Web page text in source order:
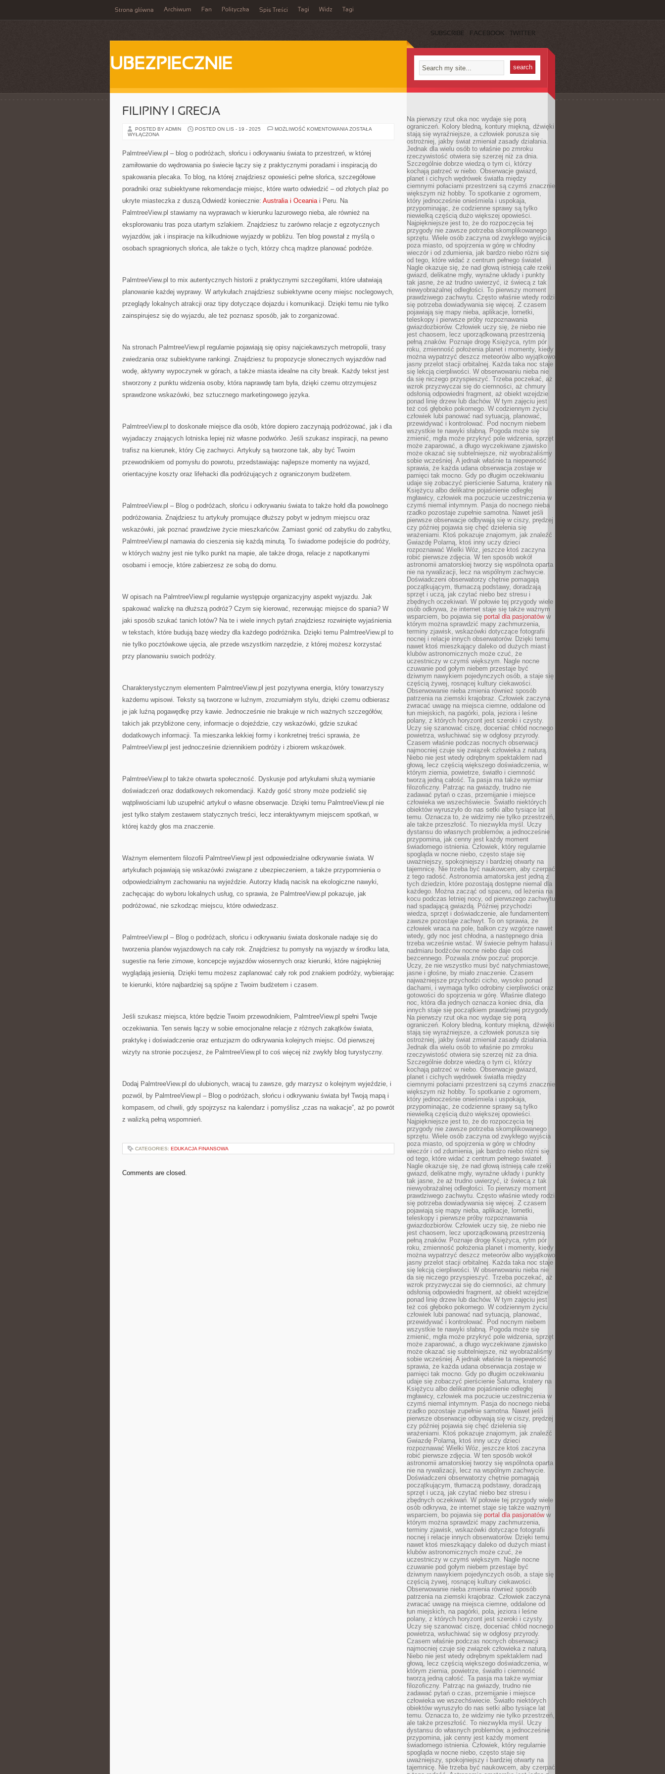
Strona główna Archiwum Fan Polityczka Spis Treści Tagi Widz Tagi
SUBSCRIBE FACEBOOK TWITTER
UBEZPIECZNIE
FILIPINY I GRECJA
POSTED BY ADMIN POSTED ON LIS - 19 - 2025 MOŻLIWOŚĆ KOMENTOWANIA FILIPINY
ZOSTAŁA
WYŁĄCZONA
PalmtreeView.pl – blog o podróżach, słońcu i odkrywaniu świata to przestrzeń, w której
zamiłowanie do wędrowania po świecie łączy się z praktycznymi poradami i inspiracją do
spakowania plecaka. To blog, na której znajdziesz opowieści pełne słońca, szczegółowe
poradniki oraz subiektywne rekomendacje miejsc, które warto odwiedzić – od złotych plaż po
ukryte miasteczka z duszą.Odwiedź koniecznie: Australia i Oceaniai Peru. Na
PalmtreeView.pl stawiamy na wyprawach w kierunku lazurowego nieba, ale również na
eksplorowaniu tras poza utartym szlakiem. Znajdziesz tu zarówno relacje z egzotycznych
wyjazdów, jak i inspiracje na kilkudniowe wyjazdy w pobliżu. Ten blog powstał z myślą o
osobach spragnionych słońca, ale także o tych, którzy chcą mądrze planować podróże.
PalmtreeView.pl to mix autentycznych historii z praktycznymi szczegółami, które ułatwiają
planowanie każdej wyprawy. W artykułach znajdziesz subiektywne oceny miejsc noclegowych,
przeglądy lokalnych atrakcji oraz tipy dotyczące dojazdu i komunikacji. Dzięki temu nie tylko
zainspirujesz się do wyjazdu, ale też poznasz sposób, jak to zorganizować.
Na stronach PalmtreeView.pl regularnie pojawiają się opisy najciekawszych metropolii, trasy
zwiedzania oraz subiektywne rankingi. Znajdziesz tu propozycje słonecznych wyjazdów nad
wodę, aktywny wypoczynek w górach, a także miasta idealne na city break. Każdy tekst jest
stworzony z punktu widzenia osoby, która naprawdę tam była, dzięki czemu otrzymujesz
sprawdzone wskazówki, bez sztucznego marketingowego języka.
PalmtreeView.pl to doskonałe miejsce dla osób, które dopiero zaczynają podróżować, jak i dla
wyjadaczy znających lotniska lepiej niż własne podwórko. Jeśli szukasz inspiracji, na pewno
trafisz na kierunek, który Cię zachwyci. Artykuły są tworzone tak, aby być Twoim
przewodnikiem od pomysłu do powrotu, przedstawiając najlepsze momenty na wyjazd,
orientacyjne koszty oraz lifehacki dla podróżujących z ograniczonym budżetem.
PalmtreeView.pl – Blog o podróżach, słońcu i odkrywaniu świata to także hołd dla powolnego
podróżowania. Znajdziesz tu artykuły promujące dłuższy pobyt w jednym miejscu oraz
wskazówki, jak poznać prawdziwe życie mieszkańców. Zamiast gonić od zabytku do zabytku,
PalmtreeView.pl namawia do cieszenia się każdą minutą. To świadome podejście do podróży,
w których ważny jest nie tylko punkt na mapie, ale także droga, relacje z napotkanymi
osobami i emocje, które zabierzesz ze sobą do domu.
W opisach na PalmtreeView.pl regularnie występuje organizacyjny aspekt wyjazdu. Jak
spakować walizkę na dłuższą podróż? Czym się kierować, rezerwując miejsce do spania? W
jaki sposób szukać tanich lotów? Na te i wiele innych pytań znajdziesz rozwinięte wyjaśnienia
w tekstach, które budują bazę wiedzy dla każdego podróżnika. Dzięki temu PalmtreeView.pl to
nie tylko pocztówkowe ujęcia, ale przede wszystkim narzędzie, z której możesz korzystać
przy planowaniu swoich podróży.
Charakterystycznym elementem PalmtreeView.pl jest pozytywna energia, który towarzyszy
każdemu wpisowi. Teksty są tworzone w luźnym, zrozumiałym stylu, dzięki czemu odbierasz
je jak luźną pogawędkę przy kawie. Jednocześnie nie brakuje w nich ważnych szczegółów,
takich jak przybliżone ceny, informacje o dojeździe, czy wskazówki, gdzie szukać
dodatkowych informacji. Ta mieszanka lekkiej formy i konkretnej treści sprawia, że
PalmtreeView.pl jest jednocześnie dziennikiem podróży i zbiorem wskazówek.
PalmtreeView.pl to także otwarta społeczność. Dyskusje pod artykułami służą wymianie
doświadczeń oraz dodatkowych rekomendacji. Każdy gość strony może podzielić się
wątpliwościami lub uzupełnić artykuł o własne obserwacje. Dzięki temu PalmtreeView.pl nie
jest tylko stałym zestawem statycznych treści, lecz interaktywnym miejscem spotkań, w
której każdy głos ma znaczenie.
Ważnym elementem filozofii PalmtreeView.pl jest odpowiedzialne odkrywanie świata. W
artykułach pojawiają się wskazówki związane z ubezpieczeniem, a także przypomnienia o
odpowiedzialnym zachowaniu na wyjeździe. Autorzy kładą nacisk na ekologiczne nawyki,
zachęcając do wyboru lokalnych usług, co sprawia, że PalmtreeView.pl pokazuje, jak
podróżować, nie szkodząc miejscu, które odwiedzasz.
PalmtreeView.pl – Blog o podróżach, słońcu i odkrywaniu świata doskonale nadaje się do
tworzenia planów wyjazdowych na cały rok. Znajdziesz tu pomysły na wyjazdy w środku lata,
sugestie na ferie zimowe, koncepcje wyjazdów wiosennych oraz kierunki, które najpiękniej
wyglądają jesienią. Dzięki temu możesz zaplanować cały rok pod znakiem podróży, wybierając
te kierunki, które najbardziej są spójne z Twoim budżetem i czasem.
Jeśli szukasz miejsca, które będzie Twoim przewodnikiem, PalmtreeView.pl spełni Twoje
oczekiwania. Ten serwis łączy w sobie emocjonalne relacje z różnych zakątków świata,
praktykę i doświadczenie oraz entuzjazm do odkrywania kolejnych miejsc. Od pierwszej
wizyty na stronie poczujesz, że PalmtreeView.pl to coś więcej niż zwykły blog turystyczny.
Dodaj PalmtreeView.pl do ulubionych, wracaj tu zawsze, gdy marzysz o kolejnym wyjeździe, i
pozwól, by PalmtreeView.pl – Blog o podróżach, słońcu i odkrywaniu świata był Twoją mapą i
kompasem, od chwili, gdy spojrzysz na kalendarz i pomyślisz „czas na wakacje”, aż po powrót
z walizką pełną wspomnień.
CATEGORIES: EDUKACJA FINANSOWA
Comments are closed.
Na pierwszy rzut oka noc wydaje się porą
ograniczeń. Kolory bledną, kontury miękną, dźwięki
stają się wyraźniejsze, a człowiek porusza się
ostrożniej, jakby świat zmieniał zasady działania.
Jednak dla wielu osób to właśnie po zmroku
rzeczywistość otwiera się szerzej niż za dnia.
Szczególnie dobrze wiedzą o tym ci, którzy
kochają patrzeć w niebo. Obserwacje gwiazd,
planet i cichych wędrówek światła między
ciemnymi połaciami przestrzeni są czymś znacznie
większym niż hobby. To spotkanie z ogromem,
który jednocześnie onieśmiela i uspokaja,
przypominając, że codzienne sprawy są tylko
niewielką częścią dużo większej opowieści.
Najpiękniejsze jest to, że do rozpoczęcia tej
przygody nie zawsze potrzeba skomplikowanego
sprzętu. Wiele osób zaczyna od zwykłego wyjścia
poza miasto, od spojrzenia w górę w chłodny
wieczór i od zdumienia, jak bardzo niebo różni się
od tego, które widać z centrum pełnego świateł.
Nagle okazuje się, że nad głową istnieją całe rzeki
gwiazd, delikatne mgły, wyraźne układy i punkty
tak jasne, że aż trudno uwierzyć, iż świecą z tak
niewyobrażalnej odległości. To pierwszy moment
prawdziwego zachwytu. Często właśnie wtedy rodzi
się potrzeba dowiadywania się więcej. Z czasem
pojawiają się mapy nieba, aplikacje, lornetki,
teleskopy i pierwsze próby rozpoznawania
gwiazdozbiorów. Człowiek uczy się, że niebo nie
jest chaosem, lecz uporządkowaną przestrzenią
pełną znaków. Poznaje drogę Księżyca, rytm pór
roku, zmienność położenia planet i momenty, kiedy
można wypatrzyć deszcz meteorów albo wyjątkowo
jasny przelot stacji orbitalnej. Każda taka noc staje
się lekcją cierpliwości. W obserwowaniu nieba nie
da się niczego przyspieszyć. Trzeba poczekać, aż
wzrok przyzwyczai się do ciemności, aż chmury
odsłonią odpowiedni fragment, aż obiekt wzejdzie
ponad linię drzew lub dachów. W tym zajęciu jest
też coś głęboko pokornego. W codziennym życiu
człowiek lubi panować nad sytuacją, planować,
przewidywać i kontrolować. Pod nocnym niebem
wszystkie te nawyki słabną. Pogoda może się
zmienić, mgła może przykryć pole widzenia, sprzęt
może zaparować, a długo wyczekiwane zjawisko
może okazać się subtelniejsze, niż wyobrażaliśmy
sobie wcześniej. A jednak właśnie ta niepewność
sprawia, że każda udana obserwacja zostaje w
pamięci tak mocno. Gdy po długim oczekiwaniu
udaje się zobaczyć pierścienie Saturna, kratery na
Księżycu albo delikatne pojaśnienie odległej
mgławicy, człowiek ma poczucie uczestniczenia w
czymś niemal intymnym. Pasja do nocnego nieba
rzadko pozostaje zupełnie samotna. Nawet jeśli
pierwsze obserwacje odbywają się w ciszy, prędzej
czy później pojawia się chęć dzielenia się
wrażeniami. Ktoś pokazuje znajomym, jak znaleźć
Gwiazdę Polarną, ktoś inny uczy dzieci
rozpoznawać Wielki Wóz, jeszcze ktoś zaczyna
robić pierwsze zdjęcia. W ten sposób wokół
astronomii amatorskiej tworzy się wspólnota oparta
nie na rywalizacji, lecz na wspólnym zachwycie.
Doświadczeni obserwatorzy chętnie pomagają
początkującym, tłumaczą podstawy, doradzają
sprzęt i uczą, jak czytać niebo bez stresu i
zbędnych oczekiwań. W połowie tej przygody wiele
osób odkrywa, że internet staje się także ważnym
wsparciem, bo pojawia się portal dla pasjonatóww
którym można sprawdzić mapy zachmurzenia,
terminy zjawisk, wskazówki dotyczące fotografii
nocnej i relacje innych obserwatorów. Dzięki temu
nawet ktoś mieszkający daleko od dużych miast i
klubów astronomicznych może czuć, że
uczestniczy w czymś większym. Nagle nocne
czuwanie pod gołym niebem przestaje być
dziwnym nawykiem pojedynczych osób, a staje się
częścią żywej, rosnącej kultury ciekawości.
Obserwowanie nieba zmienia również sposób
patrzenia na ziemski krajobraz. Człowiek zaczyna
zwracać uwagę na miejsca ciemne, oddalone od
łun miejskich, na pagórki, pola, jeziora i leśne
polany, z których horyzont jest szeroki i czysty.
Uczy się szanować ciszę, doceniać chłód nocnego
powietrza, wsłuchiwać się w odgłosy przyrody.
Czasem właśnie podczas nocnych obserwacji
najmocniej czuje się związek człowieka z naturą.
Niebo nie jest wtedy odrębnym spektaklem nad
głową, lecz częścią większego doświadczenia, w
którym ziemia, powietrze, światło i ciemność
tworzą jedną całość. Ta pasja ma także wymiar
filozoficzny. Patrząc na gwiazdy, trudno nie
zadawać pytań o czas, przemijanie i miejsce
człowieka we wszechświecie. Światło niektórych
obiektów wyruszyło do nas setki albo tysiące lat
temu. Oznacza to, że widzimy nie tylko przestrzeń,
ale także przeszłość. To niezwykła myśl. Uczy
dystansu do własnych problemów, a jednocześnie
przypomina, jak cenny jest każdy moment
świadomego istnienia. Człowiek, który regularnie
spogląda w nocne niebo, często staje się
uważniejszy, spokojniejszy i bardziej otwarty na
tajemnicę. Nie trzeba być naukowcem, aby czerpać
z tego radość. Astronomia amatorska jest jedną z
tych dziedzin, które pozostają dostępne niemal dla
każdego. Można zacząć od spaceru, od leżenia na
kocu podczas letniej nocy, od pierwszego zachwytu
nad spadającą gwiazdą. Później przychodzi
wiedza, sprzęt i doświadczenie, ale fundamentem
zawsze pozostaje zachwyt. To on sprawia, że
człowiek wraca na pole, balkon czy wzgórze nawet
wtedy, gdy noc jest chłodna, a następnego dnia
trzeba wcześnie wstać. W świecie pełnym hałasu i
nadmiaru bodźców nocne niebo daje coś
bezcennego. Pozwala znów poczuć proporcje.
Uczy, że nie wszystko musi być natychmiastowe,
jasne i głośne, by miało znaczenie. Czasem
najważniejsze przychodzi cicho, wysoko ponad
dachami, i wymaga tylko odrobiny cierpliwości oraz
gotowości do spojrzenia w górę. Właśnie dlatego
noc, która dla jednych oznacza koniec dnia, dla
innych staje się początkiem prawdziwej przygody.
Na pierwszy rzut oka noc wydaje się porą
ograniczeń. Kolory bledną, kontury miękną, dźwięki
stają się wyraźniejsze, a człowiek porusza się
ostrożniej, jakby świat zmieniał zasady działania.
Jednak dla wielu osób to właśnie po zmroku
rzeczywistość otwiera się szerzej niż za dnia.
Szczególnie dobrze wiedzą o tym ci, którzy
kochają patrzeć w niebo. Obserwacje gwiazd,
planet i cichych wędrówek światła między
ciemnymi połaciami przestrzeni są czymś znacznie
większym niż hobby. To spotkanie z ogromem,
który jednocześnie onieśmiela i uspokaja,
przypominając, że codzienne sprawy są tylko
niewielką częścią dużo większej opowieści.
Najpiękniejsze jest to, że do rozpoczęcia tej
przygody nie zawsze potrzeba skomplikowanego
sprzętu. Wiele osób zaczyna od zwykłego wyjścia
poza miasto, od spojrzenia w górę w chłodny
wieczór i od zdumienia, jak bardzo niebo różni się
od tego, które widać z centrum pełnego świateł.
Nagle okazuje się, że nad głową istnieją całe rzeki
gwiazd, delikatne mgły, wyraźne układy i punkty
tak jasne, że aż trudno uwierzyć, iż świecą z tak
niewyobrażalnej odległości. To pierwszy moment
prawdziwego zachwytu. Często właśnie wtedy rodzi
się potrzeba dowiadywania się więcej. Z czasem
pojawiają się mapy nieba, aplikacje, lornetki,
teleskopy i pierwsze próby rozpoznawania
gwiazdozbiorów. Człowiek uczy się, że niebo nie
jest chaosem, lecz uporządkowaną przestrzenią
pełną znaków. Poznaje drogę Księżyca, rytm pór
roku, zmienność położenia planet i momenty, kiedy
można wypatrzyć deszcz meteorów albo wyjątkowo
jasny przelot stacji orbitalnej. Każda taka noc staje
się lekcją cierpliwości. W obserwowaniu nieba nie
da się niczego przyspieszyć. Trzeba poczekać, aż
wzrok przyzwyczai się do ciemności, aż chmury
odsłonią odpowiedni fragment, aż obiekt wzejdzie
ponad linię drzew lub dachów. W tym zajęciu jest
też coś głęboko pokornego. W codziennym życiu
człowiek lubi panować nad sytuacją, planować,
przewidywać i kontrolować. Pod nocnym niebem
wszystkie te nawyki słabną. Pogoda może się
zmienić, mgła może przykryć pole widzenia, sprzęt
może zaparować, a długo wyczekiwane zjawisko
może okazać się subtelniejsze, niż wyobrażaliśmy
sobie wcześniej. A jednak właśnie ta niepewność
sprawia, że każda udana obserwacja zostaje w
pamięci tak mocno. Gdy po długim oczekiwaniu
udaje się zobaczyć pierścienie Saturna, kratery na
Księżycu albo delikatne pojaśnienie odległej
mgławicy, człowiek ma poczucie uczestniczenia w
czymś niemal intymnym. Pasja do nocnego nieba
rzadko pozostaje zupełnie samotna. Nawet jeśli
pierwsze obserwacje odbywają się w ciszy, prędzej
czy później pojawia się chęć dzielenia się
wrażeniami. Ktoś pokazuje znajomym, jak znaleźć
Gwiazdę Polarną, ktoś inny uczy dzieci
rozpoznawać Wielki Wóz, jeszcze ktoś zaczyna
robić pierwsze zdjęcia. W ten sposób wokół
astronomii amatorskiej tworzy się wspólnota oparta
nie na rywalizacji, lecz na wspólnym zachwycie.
Doświadczeni obserwatorzy chętnie pomagają
początkującym, tłumaczą podstawy, doradzają
sprzęt i uczą, jak czytać niebo bez stresu i
zbędnych oczekiwań. W połowie tej przygody wiele
osób odkrywa, że internet staje się także ważnym
wsparciem, bo pojawia się portal dla pasjonatóww
którym można sprawdzić mapy zachmurzenia,
terminy zjawisk, wskazówki dotyczące fotografii
nocnej i relacje innych obserwatorów. Dzięki temu
nawet ktoś mieszkający daleko od dużych miast i
klubów astronomicznych może czuć, że
uczestniczy w czymś większym. Nagle nocne
czuwanie pod gołym niebem przestaje być
dziwnym nawykiem pojedynczych osób, a staje się
częścią żywej, rosnącej kultury ciekawości.
Obserwowanie nieba zmienia również sposób
patrzenia na ziemski krajobraz. Człowiek zaczyna
zwracać uwagę na miejsca ciemne, oddalone od
łun miejskich, na pagórki, pola, jeziora i leśne
polany, z których horyzont jest szeroki i czysty.
Uczy się szanować ciszę, doceniać chłód nocnego
powietrza, wsłuchiwać się w odgłosy przyrody.
Czasem właśnie podczas nocnych obserwacji
najmocniej czuje się związek człowieka z naturą.
Niebo nie jest wtedy odrębnym spektaklem nad
głową, lecz częścią większego doświadczenia, w
którym ziemia, powietrze, światło i ciemność
tworzą jedną całość. Ta pasja ma także wymiar
filozoficzny. Patrząc na gwiazdy, trudno nie
zadawać pytań o czas, przemijanie i miejsce
człowieka we wszechświecie. Światło niektórych
obiektów wyruszyło do nas setki albo tysiące lat
temu. Oznacza to, że widzimy nie tylko przestrzeń,
ale także przeszłość. To niezwykła myśl. Uczy
dystansu do własnych problemów, a jednocześnie
przypomina, jak cenny jest każdy moment
świadomego istnienia. Człowiek, który regularnie
spogląda w nocne niebo, często staje się
uważniejszy, spokojniejszy i bardziej otwarty na
tajemnicę. Nie trzeba być naukowcem, aby czerpać